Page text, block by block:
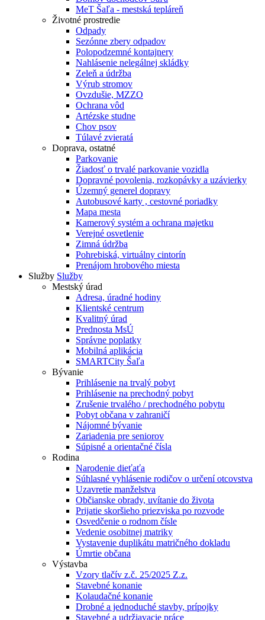
MeT Šaľa - mestská tepláreň
Životné prostredie
Odpady
Sezónne zbery odpadov
Polopodzemné kontajnery
Nahlásenie nelegálnej skládky
Zeleň a údržba
Výrub stromov
Ovzdušie, MZZO
Ochrana vôd
Artézske studne
Chov psov
Túlavé zvieratá
Doprava, ostatné
Parkovanie
Žiadosť o trvalé parkovanie vozidla
Dopravné povolenia, rozkopávky a uzávierky
Územný generel dopravy
Autobusové karty , cestovné poriadky
Mapa mesta
Kamerový systém a ochrana majetku
Verejné osvetlenie
Zimná údržba
Pohrebiská, virtuálny cintorín
Prenájom hrobového miesta
Služby Služby
Mestský úrad
Adresa, úradné hodiny
Klientské centrum
Kvalitný úrad
Prednosta MsÚ
Správne poplatky
Mobilná aplikácia
SMARTCity Šaľa
Bývanie
Prihlásenie na trvalý pobyt
Prihlásenie na prechodný pobyt
Zrušenie trvalého / prechodného pobytu
Pobyt občana v zahraničí
Nájomné bývanie
Zariadenia pre seniorov
Súpisné a orientačné čísla
Rodina
Narodenie dieťaťa
Súhlasné vyhlásenie rodičov o určení otcovstva
Uzavretie manželstva
Občianske obrady, uvítanie do života
Prijatie skoršieho priezviska po rozvode
Osvedčenie o rodnom čísle
Vedenie osobitnej matriky
Vystavenie duplikátu matričného dokladu
Úmrtie občana
Výstavba
Vzory tlačív z.č. 25/2025 Z.z.
Stavebné konanie
Kolaudačné konanie
Drobné a jednoduché stavby, prípojky
Stavebné a udržiavacie práce